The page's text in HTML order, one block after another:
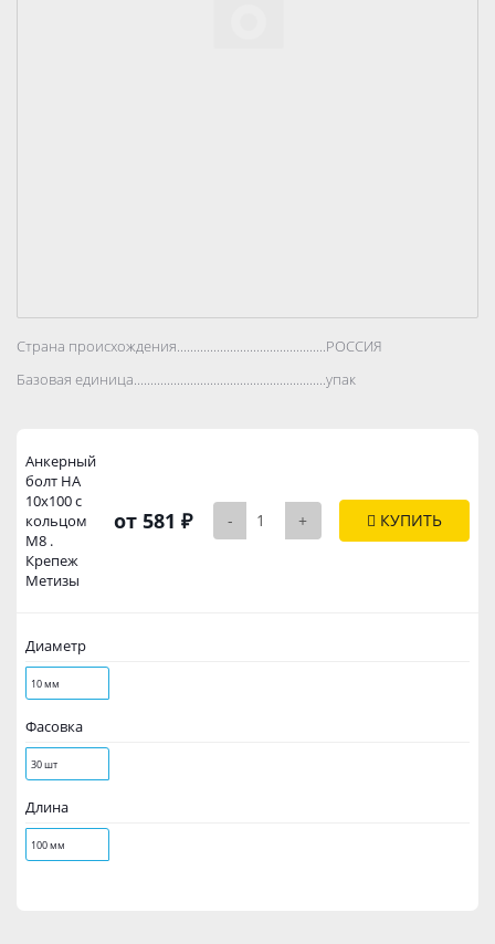
Страна происхождения..................................................................................
РОССИЯ
Базовая единица..................................................................................
упак
Анкерный
бoлт HА
10х100 с
кольцом
М8 .
Крепеж
Метизы
от 581 ₽ - + КУПИТЬ
Диаметр
10 мм
Фасовка
30 шт
Длина
100 мм